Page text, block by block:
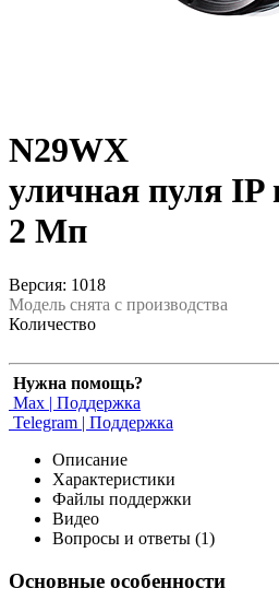
N29WX
уличная пуля IP
2 Мп
Версия: 1018
Модель снята с производства
Количество
Нужна помощь?
Max | Поддержка
Telegram | Поддержка
Описание
Характеристики
Файлы поддержки
Видео
Вопросы и ответы (1)
Основные особенности